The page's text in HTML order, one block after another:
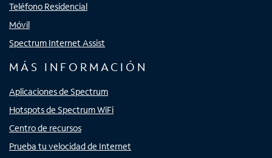
Teléfono Residencial
Móvil
Spectrum Internet Assist
MÁS INFORMACIÓN
Aplicaciones de Spectrum
Hotspots de Spectrum WiFi
Centro de recursos
Prueba tu velocidad de Internet